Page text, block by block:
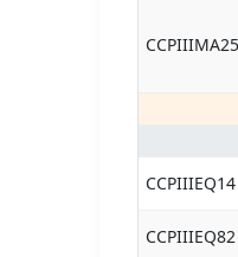
CCPIIIEQ14
CCPIIIEQ82